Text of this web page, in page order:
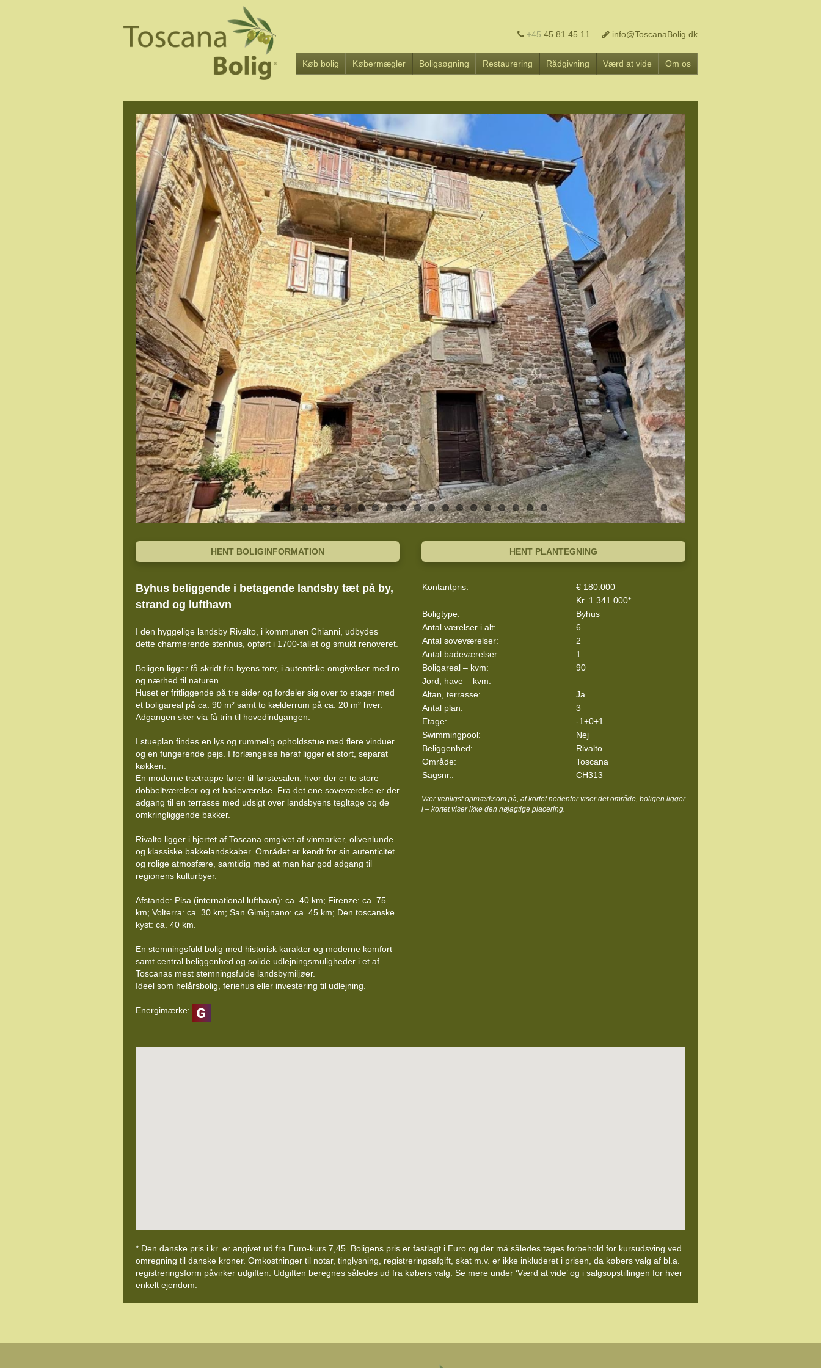
+45 45 81 45 11 info@ToscanaBolig.dk
Køb bolig Købermægler Boligsøgning Restaurering Rådgivning Værd at vide Om os
HENT BOLIGINFORMATION
Byhus beliggende i betagende landsby tæt på by,
strand og lufthavn
I den hyggelige landsby Rivalto, i kommunen Chianni, udbydes
dette charmerende stenhus, opført i 1700-tallet og smukt renoveret.
Boligen ligger få skridt fra byens torv, i autentiske omgivelser med ro
og nærhed til naturen.
Huset er fritliggende på tre sider og fordeler sig over to etager med
et boligareal på ca. 90 m² samt to kælderrum på ca. 20 m² hver.
Adgangen sker via få trin til hovedindgangen.
I stueplan findes en lys og rummelig opholdsstue med flere vinduer
og en fungerende pejs. I forlængelse heraf ligger et stort, separat
køkken.
En moderne trætrappe fører til førstesalen, hvor der er to store
dobbeltværelser og et badeværelse. Fra det ene soveværelse er der
adgang til en terrasse med udsigt over landsbyens tegltage og de
omkringliggende bakker.
Rivalto ligger i hjertet af Toscana omgivet af vinmarker, olivenlunde
og klassiske bakkelandskaber. Området er kendt for sin autenticitet
og rolige atmosfære, samtidig med at man har god adgang til
regionens kulturbyer.
Afstande: Pisa (international lufthavn): ca. 40 km; Firenze: ca. 75
km; Volterra: ca. 30 km; San Gimignano: ca. 45 km; Den toscanske
kyst: ca. 40 km.
En stemningsfuld bolig med historisk karakter og moderne komfort
samt central beliggenhed og solide udlejningsmuligheder i et af
Toscanas mest stemningsfulde landsbymiljøer.
Ideel som helårsbolig, feriehus eller investering til udlejning.
Energimærke:
HENT PLANTEGNING
Kontantpris:
€ 180.000
Kr. 1.341.000*
Boligtype:
Byhus
Antal værelser i alt:
6
Antal soveværelser:
2
Antal badeværelser:
1
Boligareal – kvm:
90
Jord, have – kvm:
Altan, terrasse:
Ja
Antal plan:
3
Etage:
-1+0+1
Swimmingpool:
Nej
Beliggenhed:
Rivalto
Område:
Toscana
Sagsnr.:
CH313
Vær venligst opmærksom på, at kortet nedenfor viser det område, boligen ligger
i – kortet viser ikke den nøjagtige placering.
* Den danske pris i kr. er angivet ud fra Euro-kurs 7,45. Boligens pris er fastlagt i Euro og der må således tages forbehold for kursudsving ved
omregning til danske kroner. Omkostninger til notar, tinglysning, registreringsafgift, skat m.v. er ikke inkluderet i prisen, da købers valg af bl.a.
registreringsform påvirker udgiften. Udgiften beregnes således ud fra købers valg. Se mere under ‘Værd at vide’ og i salgsopstillingen for hver
enkelt ejendom.